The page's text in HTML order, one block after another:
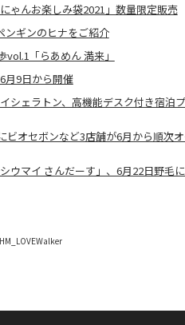
ゃんお楽しみ袋2021」数量限定販売
ンギンのヒナをご紹介
vol.1「らあめん 満来」
月9日から開催
シェラトン、高機能デスク付き宿泊
オセボンなど3店舗が6月から順次
ウマイ さんだーす」、6月22日野毛